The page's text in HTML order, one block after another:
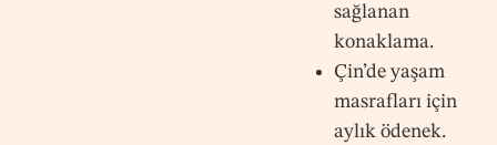
sağlanan
konaklama.
Çin’de yaşam
masrafları için
aylık ödenek.